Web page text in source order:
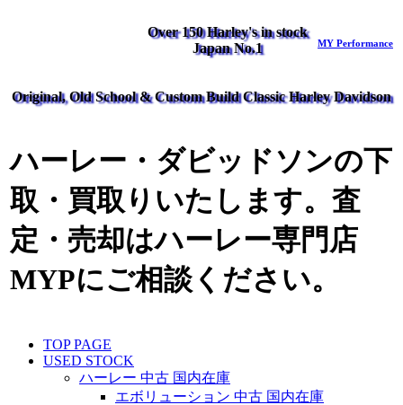
Over 150 Harley's in stock
Japan No.1
MY Performance
Original, Old School & Custom Build Classic Harley Davidson
ハーレー・ダビッドソンの下
取・買取りいたします。査
定・売却はハーレー専門店
MYPにご相談ください。
TOP PAGE
USED STOCK
ハーレー 中古 国内在庫
エボリューション 中古 国内在庫